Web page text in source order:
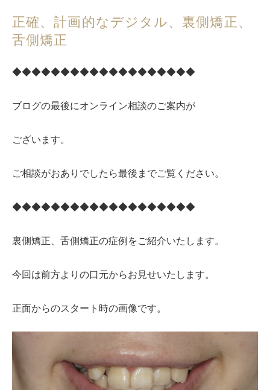
正確、計画的なデジタル、裏側矯正、
舌側矯正
◆◆◆◆◆◆◆◆◆◆◆◆◆◆◆◆◆◆◆
ブログの最後にオンライン相談のご案内が
ございます。
ご相談がおありでしたら最後までご覧ください。
◆◆◆◆◆◆◆◆◆◆◆◆◆◆◆◆◆◆◆
裏側矯正、舌側矯正の症例をご紹介いたします。
今回は前方よりの口元からお見せいたします。
正面からのスタート時の画像です。